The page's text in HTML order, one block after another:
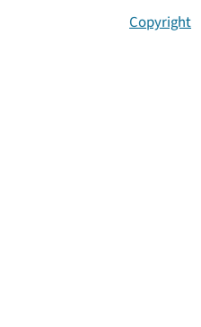
Copyright